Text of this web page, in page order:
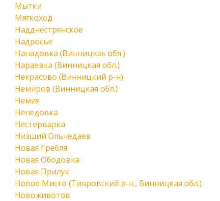
Мытки
Мягкоход
Надднестрянское
Надросье
Нападовка (Винницкая обл.)
Нараевка (Винницкая обл.)
Некрасово (Винницкий р-н)
Немиров (Винницкая обл.)
Немия
Непедовка
Нестерварка
Низший Ольчедаев
Новая Гребля
Новая Ободовка
Новая Прилук
Новое Мисто (Тивровский р-н., Винницкая обл.)
Новоживотов